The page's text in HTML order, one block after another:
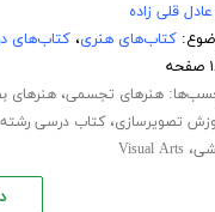
عادل قلی زاده
کتاب‌های هنری،کتاب‌های
هنرهای تجسمی،هنرهای
تصویرسازی،کتاب درسی
،Visual Arts